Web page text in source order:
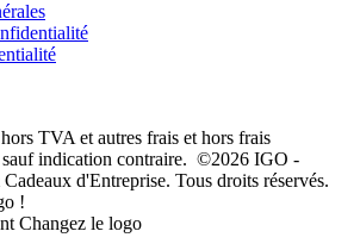
TVA et autres frais et hors frais
indication contraire. ©2026 IGO -
d'Entreprise. Tous droits réservés.
!
Changez le logo